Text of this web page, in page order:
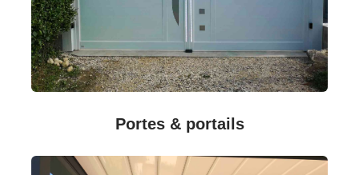
Portes & portails